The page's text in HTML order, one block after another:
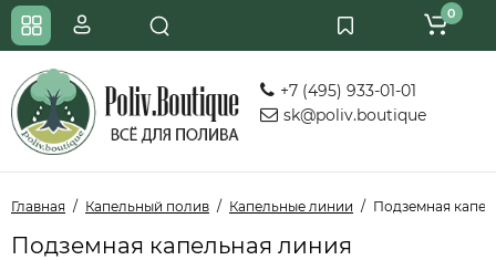
+7 (495) 933-01-01
sk@poliv.boutique
0
Главная Капельный полив Капельные линии Подземная
Подземная капельная линия